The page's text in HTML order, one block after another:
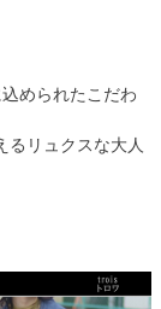
められたこだわ
るリュクスな大人